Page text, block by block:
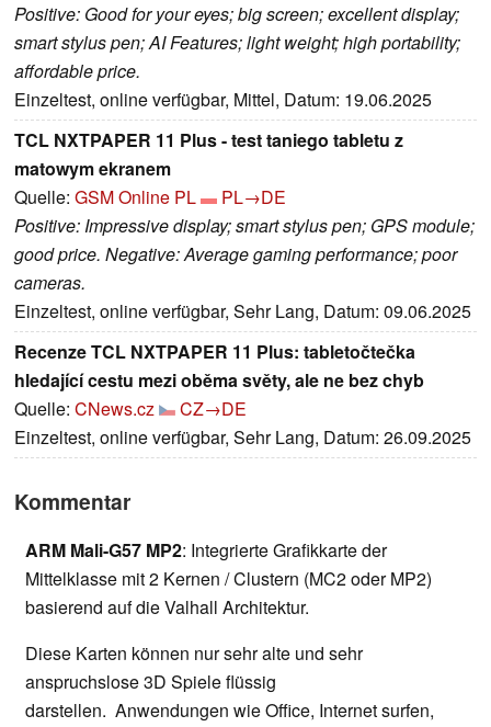
Positive: Good for your eyes; big screen; excellent display;
smart stylus pen; AI Features; light weight; high portability;
affordable price.
Einzeltest, online verfügbar, Mittel, Datum: 19.06.2025
TCL NXTPAPER 11 Plus - test taniego tabletu z
matowym ekranem
Quelle: GSM Online PL
PL→DE
Positive: Impressive display; smart stylus pen; GPS module;
good price. Negative: Average gaming performance; poor
cameras.
Einzeltest, online verfügbar, Sehr Lang, Datum: 09.06.2025
Recenze TCL NXTPAPER 11 Plus: tabletočtečka
hledající cestu mezi oběma světy, ale ne bez chyb
Quelle: CNews.cz
CZ→DE
Einzeltest, online verfügbar, Sehr Lang, Datum: 26.09.2025
Kommentar
ARM Mali-G57 MP2: Integrierte Grafikkarte der
Mittelklasse mit 2 Kernen / Clustern (MC2 oder MP2)
basierend auf die Valhall Architektur.
Diese Karten können nur sehr alte und sehr
anspruchslose 3D Spiele flüssig
darstellen. Anwendungen wie Office, Internet surfen,